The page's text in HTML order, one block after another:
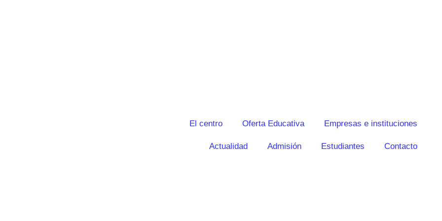
El centro Oferta Educativa Empresas e instituciones
Actualidad Admisión Estudiantes Contacto